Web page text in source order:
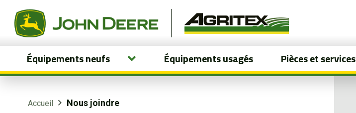
Équipements neufs Équipements usagés Pièces et services
Accueil Nous joindre
Équipements neufs
Équipements usagés